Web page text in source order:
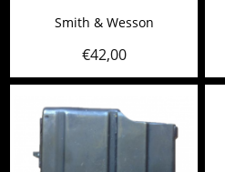
Smith & Wesson
€42,00